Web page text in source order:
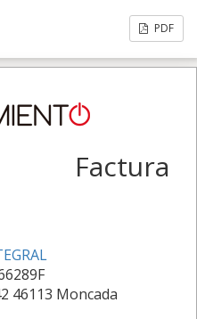
PDF
Factura
46113 Moncada